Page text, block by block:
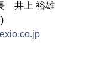
上 裕雄